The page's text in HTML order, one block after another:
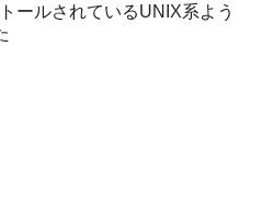
ールされているUNIX系よう